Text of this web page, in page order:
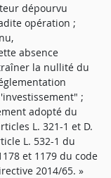
dépourvu
opération ;
absence
la nullité du
;
adopté du
L. 321-1 et D.
L. 532-1 du
et 1179 du code
2014/65. »